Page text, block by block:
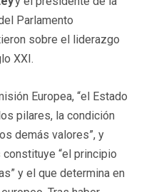
Parlamento
sobre el liderazgo
XXI.
Europea, “el Estado
pilares, la condición
demás valores”, y
“el principio
y el que determina en